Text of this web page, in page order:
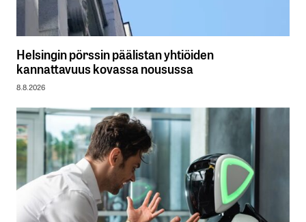
Helsingin pörssin päälistan yhtiöiden
kannattavuus kovassa nousussa
8.8.2026